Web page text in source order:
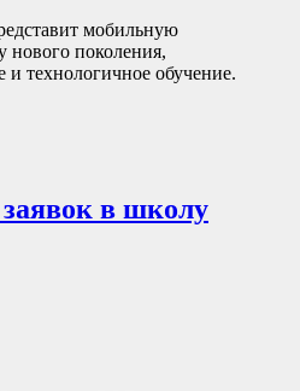
мобильную
нового поколения,
технологичное обучение.
в школу